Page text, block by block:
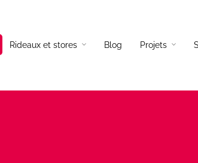
Lampadaires
Rideaux et stores Blog Projets